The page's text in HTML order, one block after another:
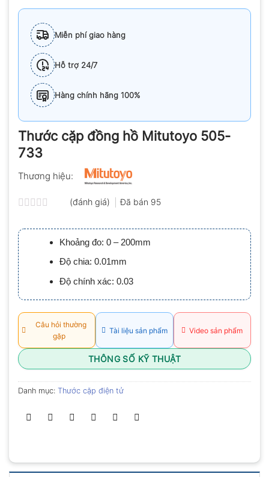
Miễn phí giao hàng
Hỗ trợ 24/7
Hàng chính hãng 100%
Thước cặp đồng hồ Mitutoyo 505-
733
Thương hiệu:
xếp
hạng
0.0
5
sao
(đánh giá) Đã bán 95
Khoảng đo: 0 – 200mm
Độ chia: 0.01mm
Độ chính xác: 0.03
Câu hỏi thường
gặp
Tài liệu sản phẩm Video sản phẩm
THÔNG SỐ KỸ THUẬT
Danh mục: Thước cặp điện tử